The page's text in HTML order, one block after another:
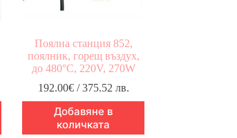
Поялна станция 852,
поялник, горещ въздух,
до 480°C, 220V, 270W
192.00€/ 375.52 лв.
Добавяне в
количката